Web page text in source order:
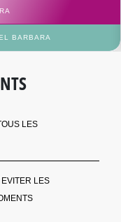
BARBARA
LES
LES